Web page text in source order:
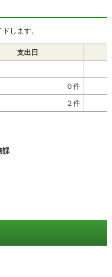
します。
支出日
０件
２件
課